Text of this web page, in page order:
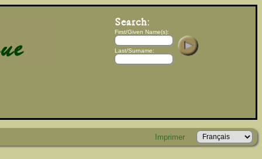
First/Given Name(s):
Last/Surname:
Imprimer